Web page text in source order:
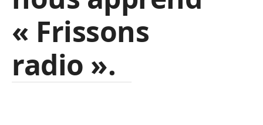
« Frissons
radio ».